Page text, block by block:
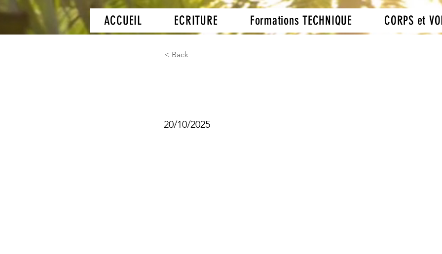
ACCUEIL ECRITURE Formations TECHNIQUE CORPS et
< Back
20/10/2025